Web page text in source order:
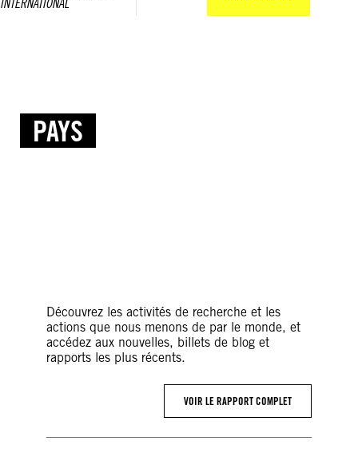
PAYS
Découvrez les activités de recherche et les
actions que nous menons de par le monde, et
accédez aux nouvelles, billets de blog et
rapports les plus récents.
VOIR LE RAPPORT COMPLET